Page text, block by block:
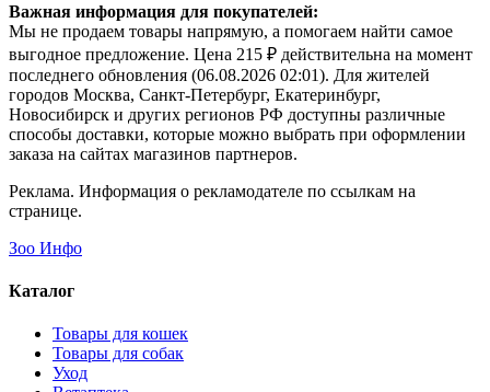
Важная информация для покупателей:
Мы не продаем товары напрямую, а помогаем найти самое
выгодное предложение. Цена 215 ₽ действительна на момент
последнего обновления (06.08.2026 02:01). Для жителей
городов Москва, Санкт-Петербург, Екатеринбург,
Новосибирск и других регионов РФ доступны различные
способы доставки, которые можно выбрать при оформлении
заказа на сайтах магазинов партнеров.
Реклама. Информация о рекламодателе по ссылкам на
странице.
Зоо Инфо
Каталог
Товары для кошек
Товары для собак
Уход